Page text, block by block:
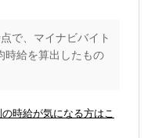
で、マイナビバイト
時給を算出したもの
時給が気になる方はこ